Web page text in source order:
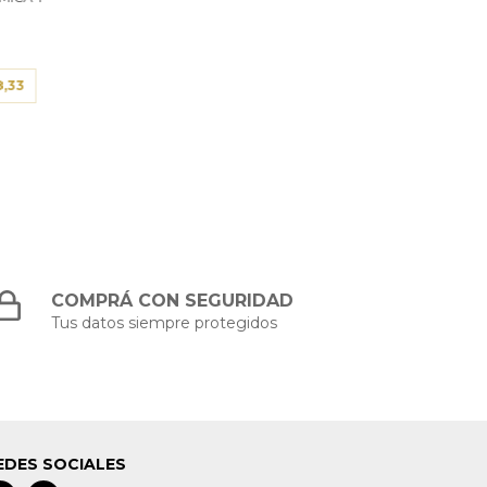
COMPRÁ CON SEGURIDAD
Tus datos siempre protegidos
SOCIALES